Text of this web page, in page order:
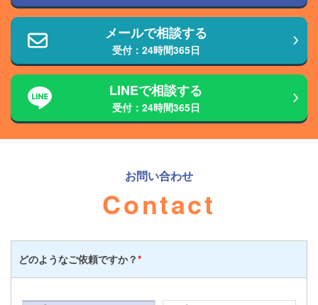
メールで相談する
受付：24時間365日
LINEで相談する
受付：24時間365日
お問い合わせ
Contact
どのようなご依頼ですか？*